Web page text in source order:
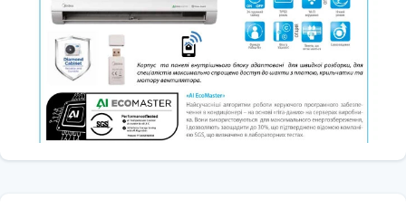
Охолодження: від -15°C до +50°C
Обігрів: від -15°C до +24°C
Температура всередині приміщення: від +16°C до +32°C
(охолодження) та від 0°C до +30°C (обігрів)
Це робить кондиціонери Midea E FUTURE ідеальним вибором для
використання в Україні — як у спекотне літо, так і в прохолодну
міжсезоння або зиму.
Режим +8°C – захист від замерзання
Унікальна функція підтримання +8°C забезпечує базовий обігрів у
зимовий період у неопалюваних приміщеннях — дачах, гаражах
або коморах. Це дозволяє зберегти інженерні комунікації та